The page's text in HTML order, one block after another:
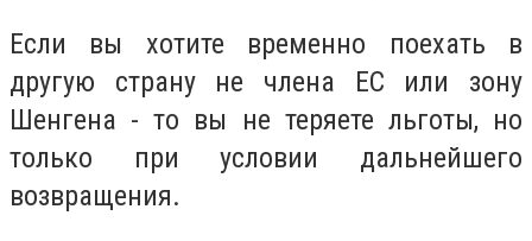
Если вы хотите временно поехать в
другую страну не члена ЕС или зону
Шенгена - то вы не теряете льготы, но
только при условии дальнейшего
возвращения.